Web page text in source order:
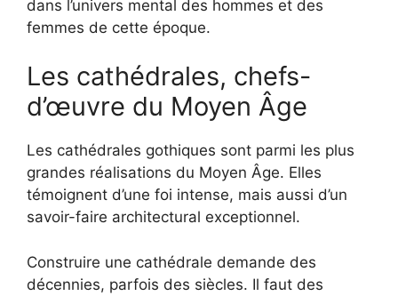
dans l’univers mental des hommes et des
femmes de cette époque.
Les cathédrales, chefs-
d’œuvre du Moyen Âge
Les cathédrales gothiques sont parmi les plus
grandes réalisations du Moyen Âge. Elles
témoignent d’une foi intense, mais aussi d’un
savoir-faire architectural exceptionnel.
Construire une cathédrale demande des
décennies, parfois des siècles. Il faut des